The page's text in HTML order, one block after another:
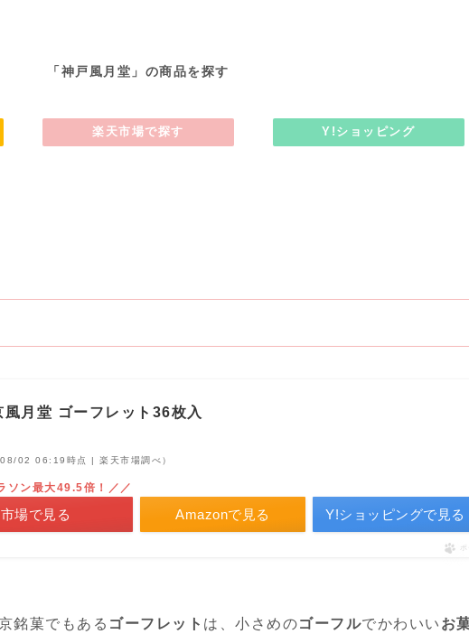
「神戸風月堂」の商品を探す
楽天市場で探す Y!ショッピング
風月堂 ゴーフレット36枚入
02 06:19時点 | 楽天市場調べ）
Amazonで見る
ソン最大49.5倍！／／
場で見る Y!ショッピングで見る
銘菓でもある ゴーフレット は、小さめのゴーフルでかわいい お